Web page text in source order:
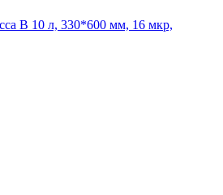
В 10 л, 330*600 мм, 16 мкр,